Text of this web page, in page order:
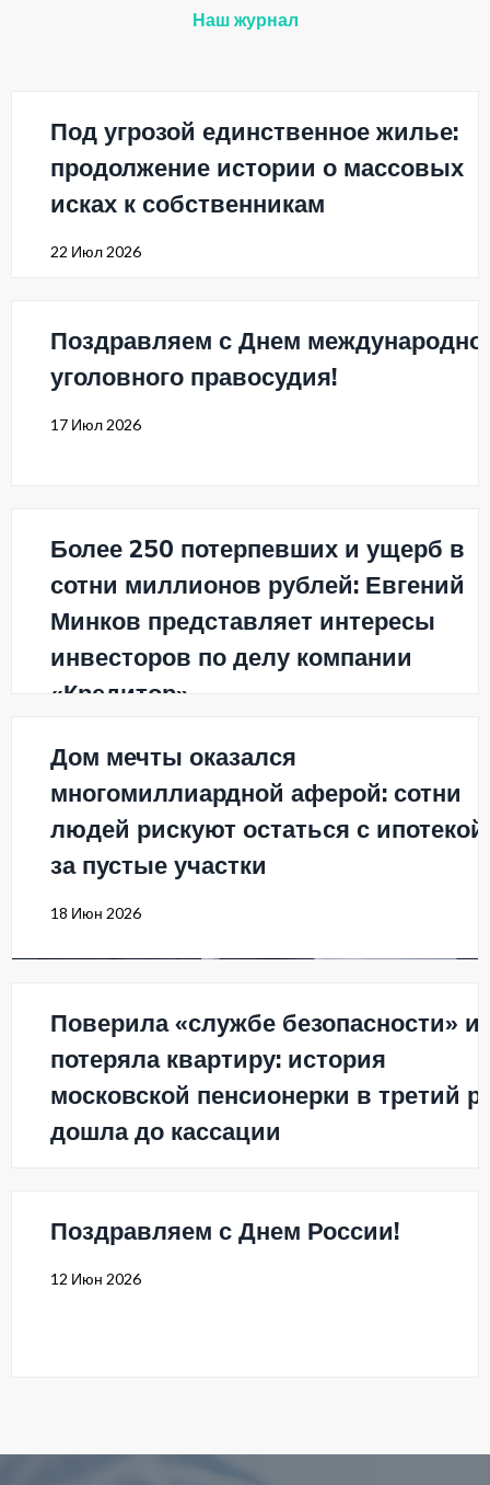
Наш журнал
Под угрозой единственное жилье:
продолжение истории о массовых
исках к собственникам
22 Июл 2026
Поздравляем с Днем
уголовного правосудия!
17 Июл 2026
Более 250 потерпевших и ущерб в
сотни миллионов рублей: Евгений
Минков представляет интересы
инвесторов по делу компании
«Кредитор»
Дом мечты оказался
многомиллиардной аферой: сотни
людей рискуют остаться с ипотекой
за пустые участки
18 Июн 2026
Поверила «службе безопасности» и
потеряла квартиру: история
московской пенсионерки в третий
дошла до кассации
Поздравляем с Днем России!
12 Июн 2026